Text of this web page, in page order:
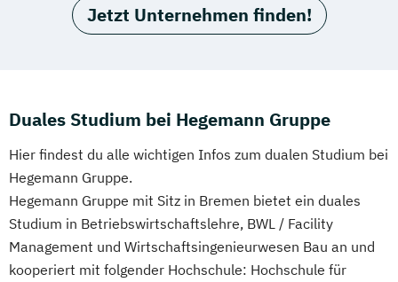
Jetzt Unternehmen finden!
Duales Studium bei Hegemann Gruppe
Hier findest du alle wichtigen Infos zum dualen Studium bei
Hegemann Gruppe.
Hegemann Gruppe mit Sitz in Bremen bietet ein duales
Studium in Betriebswirtschaftslehre, BWL / Facility
Management und Wirtschaftsingenieurwesen Bau an und
kooperiert mit folgender Hochschule: Hochschule für